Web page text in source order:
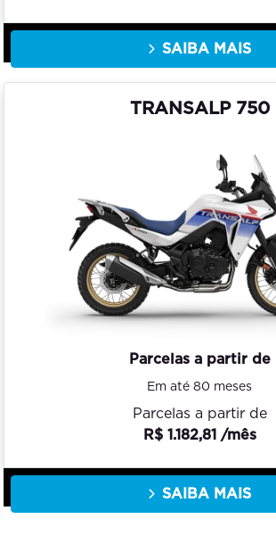
SAIBA MAIS
TRANSALP 750
Parcelas a partir de
Em até 80 meses
Parcelas a partir de
R$ 1.182,81 /mês
SAIBA MAIS